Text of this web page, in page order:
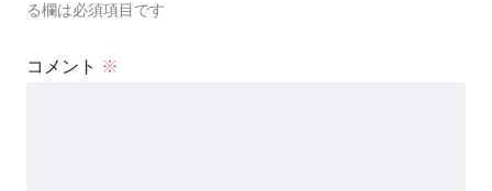
る欄は必須項目です
コメント ※